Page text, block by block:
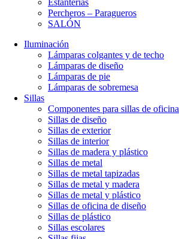
Estanterías
Percheros – Paragueros
SALÓN
Iluminación
Lámparas colgantes y de techo
Lámparas de diseño
Lámparas de pie
Lámparas de sobremesa
Sillas
Componentes para sillas de
Sillas de diseño
Sillas de exterior
Sillas de interior
Sillas de madera y plástico
Sillas de metal
Sillas de metal tapizadas
Sillas de metal y madera
Sillas de metal y plástico
Sillas de oficina de diseño
Sillas de plástico
Sillas escolares